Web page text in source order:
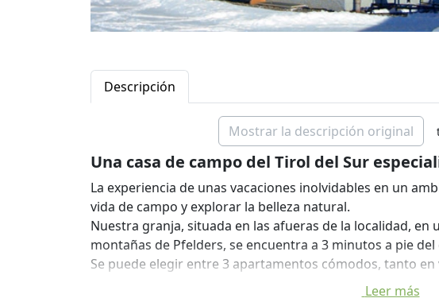
Descripción
Mostrar la descripción original
Una casa de campo del Tirol del Sur
La experiencia de unas vacaciones inolvidables en un
vida de campo y explorar la belleza natural.
Nuestra granja, situada en las afueras de la localidad, en
montañas de Pfelders, se encuentra a 3 minutos a pie
Se puede elegir entre 3 apartamentos cómodos, tanto
Leer más